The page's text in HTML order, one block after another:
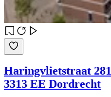
Haringvlietstraat 281
3313 EE Dordrecht